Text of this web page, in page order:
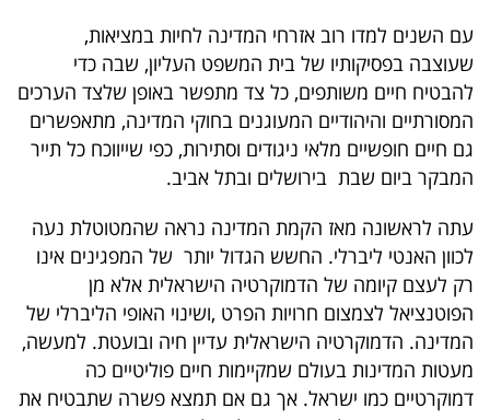
עם השנים למדו רוב אזרחי המדינה לחיות במציאות,
שעוצבה בפסיקותיו של בית המשפט העליון, שבה כדי
להבטיח חיים משותפים, כל צד מתפשר באופן שלצד הערכים
המסורתיים והיהודיים המעוגנים בחוקי המדינה, מתאפשרים
גם חיים חופשיים מלאי ניגודים וסתירות, כפי שייווכח כל תייר
המבקר ביום שבת בירושלים ובתל אביב.
עתה לראשונה מאז הקמת המדינה נראה שהמטוטלת נעה
לכוון האנטי ליברלי. החשש הגדול יותר של המפגינים אינו
רק לעצם קיומה של הדמוקרטיה הישראלית אלא מן
הפוטנציאל לצמצום חרויות הפרט ,ושינוי האופי הליברלי של
המדינה. הדמוקרטיה הישראלית עדיין חיה ובועטת. למעשה,
מעטות המדינות בעולם שמקיימות חיים פוליטיים כה
דמוקרטיים כמו ישראל. אך גם אם תמצא פשרה שתבטיח את